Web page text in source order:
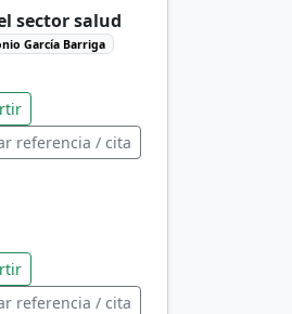
sector salud
García Barriga
referencia / cita
referencia / cita